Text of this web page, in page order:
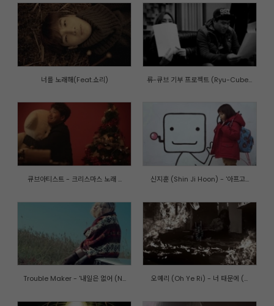
너를 노래해(Feat.쇼리) 류-큐브 기부 프로젝트 (Ryu-Cube...
큐브아티스트 - 크리스마스 노래 ... 신지훈 (Shin Ji Hoon) - '아프고...
Trouble Maker - '내일은 없어 (N... 오예리 (Oh Ye Ri) - 너 때문에 (...